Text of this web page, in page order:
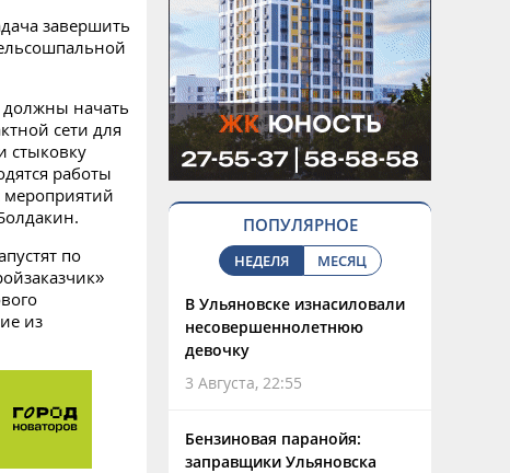
завершить
начать
сети для
стыковку
работы
мероприятий
по
из
ПОПУЛЯРНОЕ
НЕДЕЛЯ МЕСЯЦ
В Ульяновске изнасиловали
несовершеннолетнюю
девочку
3 Августа, 22:55
Бензиновая паранойя:
заправщики Ульяновска